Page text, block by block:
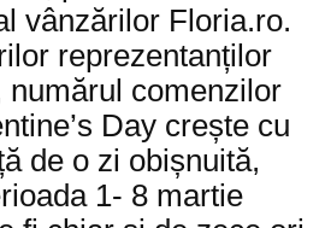
vânzărilor Floria.ro.
reprezentanților
numărul comenzilor
Day crește cu
de o zi obișnuită,
1- 8 martie